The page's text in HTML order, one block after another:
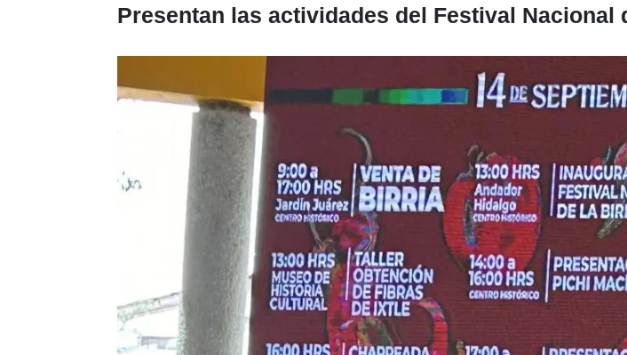
Presentan las actividades del Festival Nacional